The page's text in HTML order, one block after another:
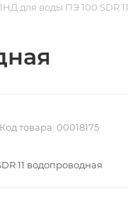
для воды ПЭ 100 SDR 11
Код товара: 00018175
11 водопроводная